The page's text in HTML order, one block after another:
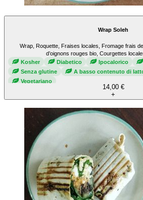
Wrap Soleh
Wrap, Roquette, Fraises locales, Fromage frais
d’oignons rouges bio, Courgettes
Kosher
Diabetico Ipocalorico
Senza glutine
A basso contenuto di
Vegetariano
14,00 €
+